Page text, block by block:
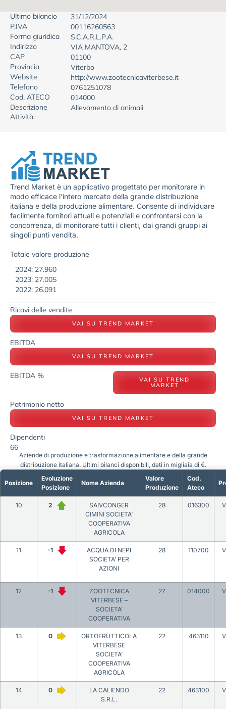
Ultimo bilancio
31/12/2024
P.IVA
00116260563
Forma giuridica
S.C.A.R.L.P.A.
Indirizzo
VIA MANTOVA, 2
CAP
01100
Provincia
Viterbo
Website
http://www.zootecnicaviterbese.it
Telefono
0761251078
Cod. ATECO
014000
Descrizione
Attività
Allevamento di animali
Trend Market è un applicativo progettato per monitorare in
modo efficace l’intero mercato della grande distribuzione
italiana e della produzione alimentare. Consente di individuare
facilmente fornitori attuali e potenziali e confrontarsi con la
concorrenza, di monitorare tutti i clienti, dai grandi gruppi ai
singoli punti vendita.
Totale valore produzione
2024: 27.960
2023: 27.005
2022: 26.091
Ricavi delle vendite
VAI SU TREND MARKET
EBITDA
VAI SU TREND MARKET
EBITDA % VAI SU TREND
MARKET
Patrimonio netto
VAI SU TREND MARKET
Dipendenti
66
Posizione
Evoluzione
Posizione
Nome Azienda
Valore
Produzione
Cod.
Ateco
10 2
SAIVCONGER
CIMINI SOCIETA’
COOPERATIVA
AGRICOLA
28 016300
11 -1
ACQUA DI NEPI
SOCIETA’ PER
AZIONI
28 110700
12 -1
ZOOTECNICA
VITERBESE –
SOCIETA’
COOPERATIVA
27 014000
13 0
ORTOFRUTTICOLA
VITERBESE
SOCIETA’
COOPERATIVA
AGRICOLA
22 463110
14 0
LA CALIENDO
S.R.L.
22 463100
Aziende di produzione e trasformazione alimentare e della grande
distribuzione italiana. Ultimi bilanci disponibili, dati in migliaia di €.